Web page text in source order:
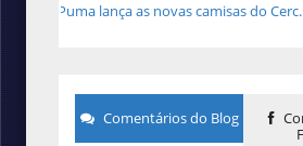
Puma lança as novas camisas do
Comentários do Blog